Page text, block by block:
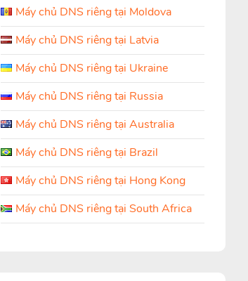
Máy chủ DNS riêng tại Moldova
Máy chủ DNS riêng tại Latvia
Máy chủ DNS riêng tại Ukraine
Máy chủ DNS riêng tại Russia
Máy chủ DNS riêng tại Australia
Máy chủ DNS riêng tại Brazil
Máy chủ DNS riêng tại Hong Kong
Máy chủ DNS riêng tại South Africa